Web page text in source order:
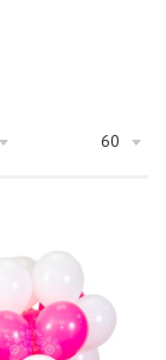
60